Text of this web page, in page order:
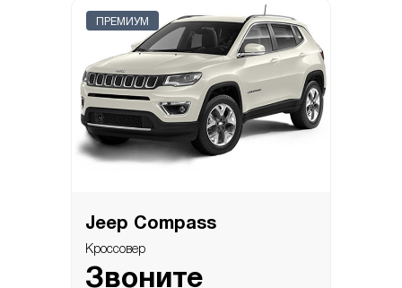
ПРЕМИУМ
Jeep Compass
Кроссовер
Звоните